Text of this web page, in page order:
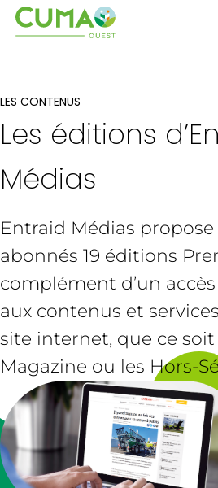
LES CONTENUS
Les éditions
Médias
Entraid Médias propose
abonnés 19 éditions
complément d’un
aux contenus et
site internet, que ce soit
Magazine ou les Hors-